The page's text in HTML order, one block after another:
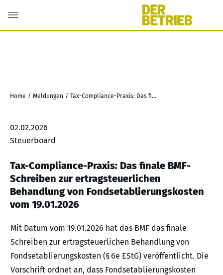
Home / Meldungen / Tax-Compliance-Praxis: Das finale BMF-Schreiben zur ertragsteuerlichen Behandlung von Fondsetablierungskosten vom 19.01.2026
02.02.2026
Steuerboard
Tax-Compliance-Praxis: Das finale BMF-
Schreiben zur ertragsteuerlichen
Behandlung von Fondsetablierungskosten
vom 19.01.2026
Mit Datum vom 19.01.2026 hat das BMF das finale
Schreiben zur ertragsteuerlichen Behandlung von
Fondsetablierungskosten (§ 6e EStG) veröffentlicht. Die
Vorschrift ordnet an, dass Fondsetablierungskosten